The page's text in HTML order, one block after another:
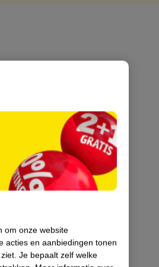
om onze website
acties en aanbiedingen tonen
Je bepaalt zelf welke